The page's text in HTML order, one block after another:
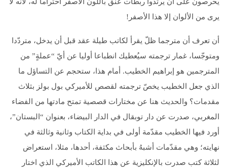
يحرصون على أن يرتدوا ربطات عنق باللون الأصفر احتراما له، لأنه لا
يرى من الألوان إلا هذا الأصفر!
أن تعرف أن مترجما ظلّ يقرأ لكاتب طيلة عقد قبل أن يدخل، متردّدا
ومتوجّسا، غمار ترجمته سيُعطيك انطباعا أوليا عن أيّ “عملةٍ” من
المترجمين هو إبراهيم الخطيب. أمام هذا، ستحجم عن التساؤل ما
الذي جعل الخطيب يخصّ ترجمته لقصص للأميركي بول بولز بثلاث
مقدمات؟ والحديث هنا عن مختارات قصصية تمتح مادتها من الفضاء
المغربي، صدرت عن دار توبقال في الدار البيضاء، بعنوان “البستان”،
أورد فيها الخطيب مقدّمة أولى في بداية الكتاب وثانية وثالثة في
نهايته؛ وهي مقدّمات أشبهُ بأبحاث مكثفة، أحدها، مثلا، استعراض
لثلاثة كتب صدرت بالإنكليزية عن هذا الكاتب الأميركي الذي اختار